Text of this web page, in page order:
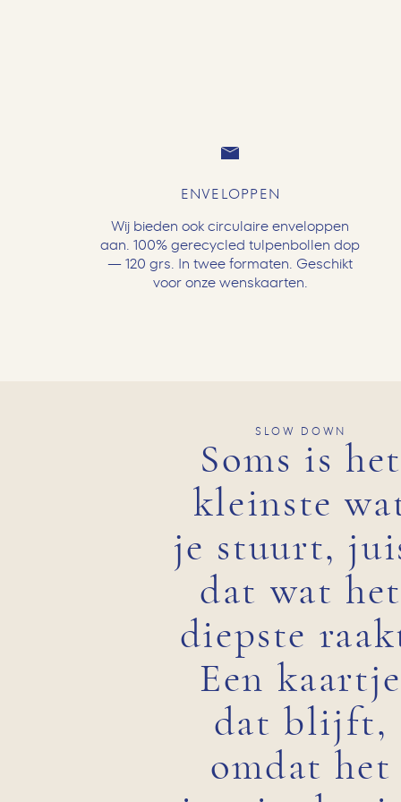
ENVELOPPEN
Wij bieden ook circulaire enveloppen
aan. 100% gerecycled tulpenbollen dop
— 120 grs. In twee formaten. Geschikt
voor onze wenskaarten.
SLOW DOWN
Soms is het
kleinste
je stuurt,
dat wat het
diepste
Een kaartje
dat blijft,
omdat het